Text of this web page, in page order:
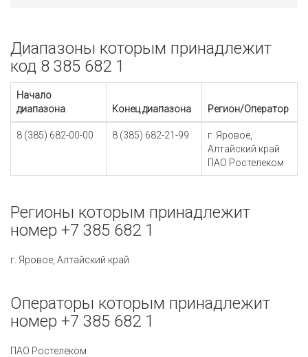
Диапазоны которым принадлежит
код 8 385 682 1
Начало
диапазона
Конец диапазона Регион/Оператор
8 (385) 682-00-00 8 (385) 682-21-99
г. Яровое,
Алтайский край
ПАО Ростелеком
Регионы которым принадлежит
номер +7 385 682 1
г. Яровое, Алтайский край
Операторы которым принадлежит
номер +7 385 682 1
ПАО Ростелеком